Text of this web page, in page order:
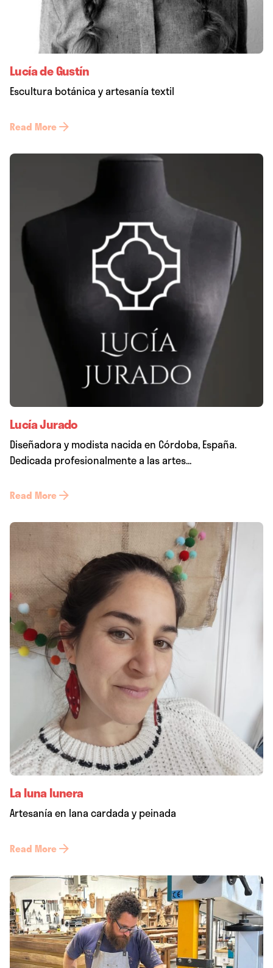
Lucía de Gustín
Escultura botánica y artesanía textil
Read More
Lucía Jurado
Diseñadora y modista nacida en Córdoba, España.
Dedicada profesionalmente a las artes...
Read More
La luna lunera
Artesanía en lana cardada y peinada
Read More